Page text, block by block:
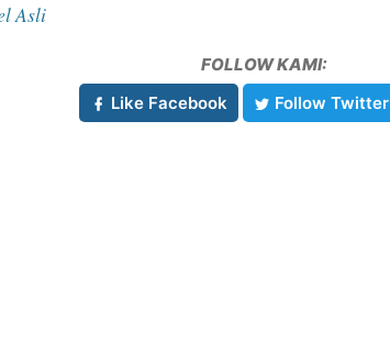
Asli
FOLLOW KAMI:
Like Facebook
Follow Twitter